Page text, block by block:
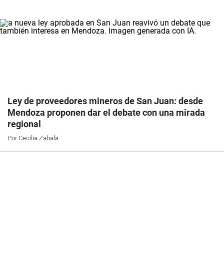
Ley de proveedores mineros de San Juan: desde
Mendoza proponen dar el debate con una mirada
regional
Por Cecilia Zabala